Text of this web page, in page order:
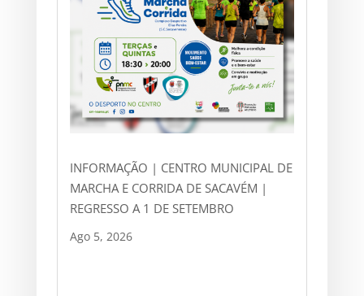
INFORMAÇÃO | CENTRO MUNICIPAL DE
MARCHA E CORRIDA DE SACAVÉM |
REGRESSO A 1 DE SETEMBRO
Ago 5, 2026